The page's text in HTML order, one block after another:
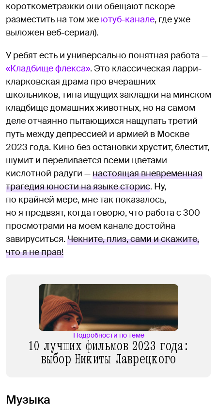
короткометражки они обещают вскоре
разместить на том же ютуб-канале, где уже
выложен веб-сериал).
У ребят есть и универсально понятная работа —
«Кладбище флекса». Это классическая ларри-
кларковская драма про вчерашних
школьников, типа ищущих закладки на минском
кладбище домашних животных, но на самом
деле отчаянно пытающихся нащупать третий
путь между депрессией и армией в Москве
2023 года. Кино без остановки хрустит, блестит,
шумит и переливается всеми цветами
кислотной радуги —настоящая вневременная
трагедия юности на языке сторис. Ну,
по крайней мере, мне так показалось,
но я предвзят, когда говорю, что работа с 300
просмотрами на моем канале достойна
завируситься.Чекните, плиз, сами и скажите,
что я не прав!
Подробности по теме
10 лучших фильмов 2023 года:
выбор Никиты Лаврецкого
Музыка